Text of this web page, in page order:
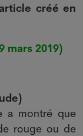
créé en
mars 2019)
a montré que
rouge ou de